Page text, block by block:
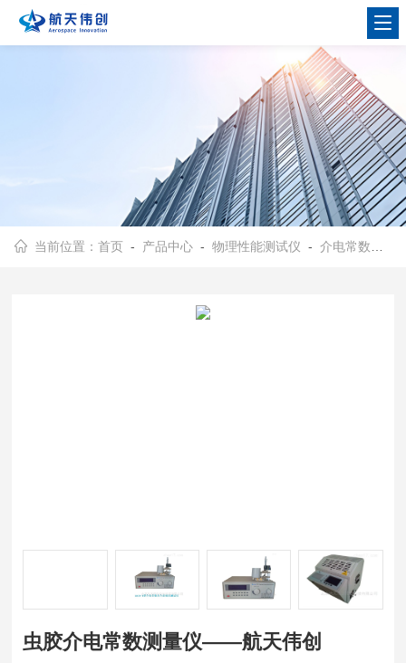
当前位置：首页 - 产品中心 -物理性能测试仪 -介电常数测定仪
虫胶介电常数测量仪——航天伟创